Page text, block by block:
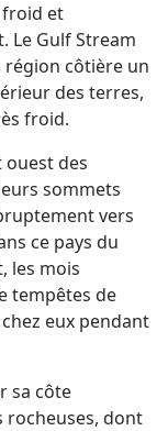
froid et
Le Gulf Stream
région côtière un
des terres,
froid.
ouest des
sommets
vers
ce pays du
les mois
tempêtes de
eux pendant
sa côte
rocheuses, dont